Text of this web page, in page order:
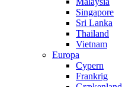
Singapore
Sri Lanka
Thailand
Vietnam
Europa
Cypern
Frankrig